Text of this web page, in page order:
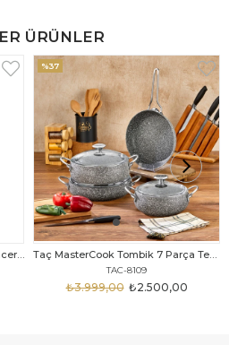
ÜRÜNLER
TAC-8109
₺2.500,00
₺3.999,00
%37